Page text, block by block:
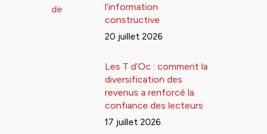
l’information
constructive
20 juillet 2026
Les T d’Oc : comment la
diversification des
revenus a renforcé la
confiance des lecteurs
17 juillet 2026